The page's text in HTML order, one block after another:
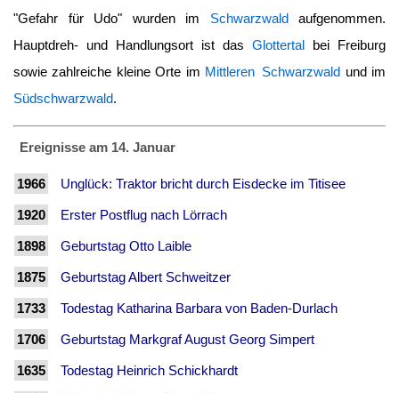
"Gefahr für Udo" wurden im Schwarzwaldaufgenommen.
Hauptdreh- und Handlungsort ist das Glottertal bei Freiburg
sowie zahlreiche kleine Orte im Mittleren Schwarzwald und im
Südschwarzwald.
Ereignisse am 14. Januar
1966 Unglück: Traktor bricht durch Eisdecke im Titisee
1920 Erster Postflug nach Lörrach
1898 Geburtstag Otto Laible
1875 Geburtstag Albert Schweitzer
1733 Todestag Katharina Barbara von Baden-Durlach
1706 Geburtstag Markgraf August Georg Simpert
1635 Todestag Heinrich Schickhardt